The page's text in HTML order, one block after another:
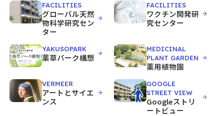
FACILITIES
グローバル天然
物科学研究セン
ター
FACILITIES
ワクチン開発研
究センター
YAKUSOPARK
薬草パーク構想
MEDICINAL
PLANT GARDEN
薬用植物園
VERMEER
アートとサイエ
ンス
GOOGLE
STREET VIEW
Googleストリ
ートビュー